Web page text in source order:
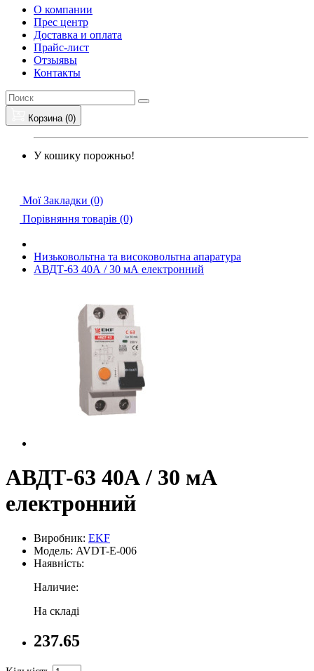
О компании
Прес центр
Доставка и оплата
Прайс-лист
Отзыявы
Контакты
Корзина (0)
У кошику порожньо!
Мої Закладки (0)
Порівняння товарів (0)
Низьковольтна та високовольтна апаратура
АВДТ-63 40А / 30 мА електронний
АВДТ-63 40А / 30 мА
електронний
Виробник: EKF
Модель: AVDT-E-006
Наявність:
Наличие:
На складі
237.65